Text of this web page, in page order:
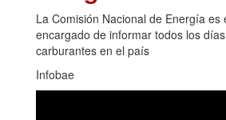
La Comisión Nacional de Energía es
encargado de informar todos los
carburantes en el país
Infobae